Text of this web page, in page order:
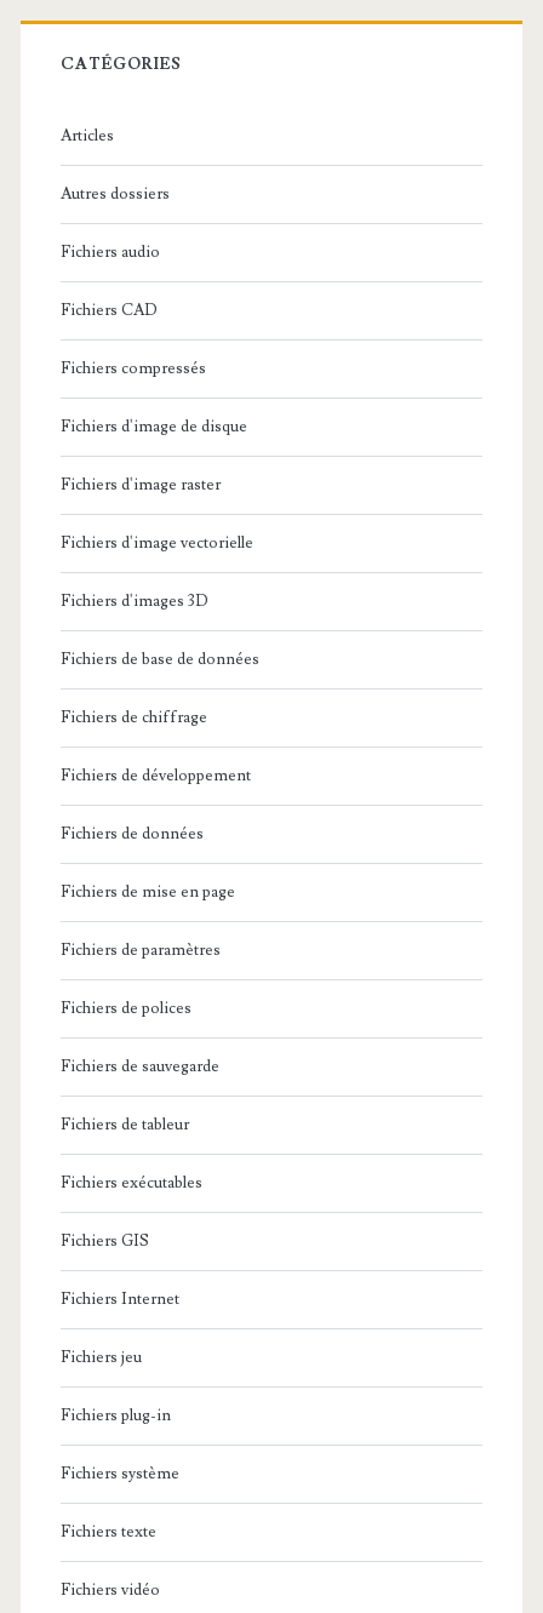
r
c
:
CATÉGORIES
Articles
Autres dossiers
Fichiers audio
Fichiers CAD
Fichiers compressés
Fichiers d'image de disque
Fichiers d'image raster
Fichiers d'image vectorielle
Fichiers d'images 3D
Fichiers de base de données
Fichiers de chiffrage
Fichiers de développement
Fichiers de données
Fichiers de mise en page
Fichiers de paramètres
Fichiers de polices
Fichiers de sauvegarde
Fichiers de tableur
Fichiers exécutables
Fichiers GIS
Fichiers Internet
Fichiers jeu
Fichiers plug-in
Fichiers système
Fichiers texte
Fichiers vidéo